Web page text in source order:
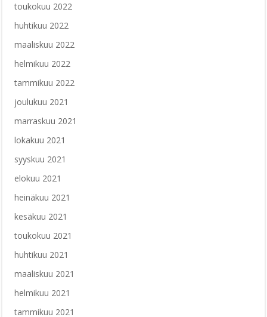
toukokuu 2022
huhtikuu 2022
maaliskuu 2022
helmikuu 2022
tammikuu 2022
joulukuu 2021
marraskuu 2021
lokakuu 2021
syyskuu 2021
elokuu 2021
heinäkuu 2021
kesäkuu 2021
toukokuu 2021
huhtikuu 2021
maaliskuu 2021
helmikuu 2021
tammikuu 2021